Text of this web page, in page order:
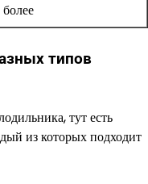
типов
тут есть
из которых подходит